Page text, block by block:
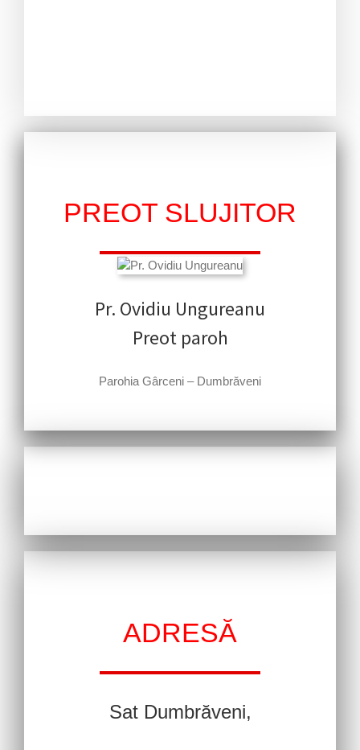
PREOT SLUJITOR
Pr. Ovidiu Ungureanu
Preot paroh
Parohia Gârceni – Dumbrăveni
ADRESĂ
Sat Dumbrăveni,